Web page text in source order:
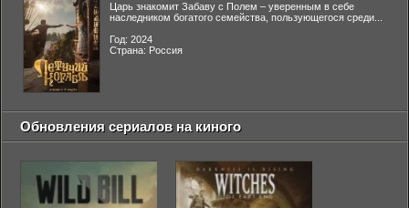
Царь знакомит Забаву с Полем – уверенным в себе
наследником богатого семейства, пользующегося среди...
Год: 2024
Страна: Россия
Обновления сериалов на киного